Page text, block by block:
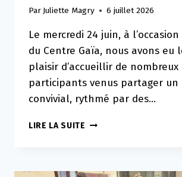
Par Juliette Magry 6 juillet 2026
Le mercredi 24 juin, à
du Centre Gaïa, nous avons eu
plaisir d’accueillir de nombreux
participants venus partager un
convivial, rythmé par des…
LIRE LA SUITE RETOUR
ANS